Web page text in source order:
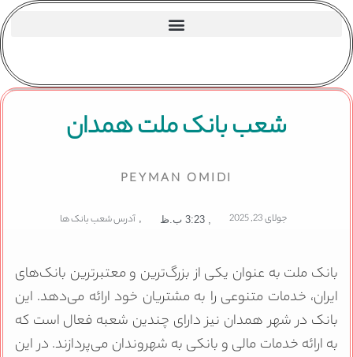
شعب بانک ملت همدان
PEYMAN OMIDI
جولای 23, 2025 3:23 ب.ظ , آدرس شعب بانک ها
بانک ملت به عنوان یکی از بزرگ‌ترین و معتبرترین بانک‌های
ایران، خدمات متنوعی را به مشتریان خود ارائه می‌دهد. این
بانک در شهر همدان نیز دارای چندین شعبه فعال است که
به ارائه خدمات مالی و بانکی به شهروندان می‌پردازند. در این